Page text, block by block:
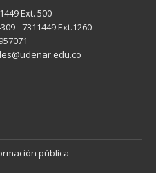
Ext. 500
- 7311449 Ext.1260
pública